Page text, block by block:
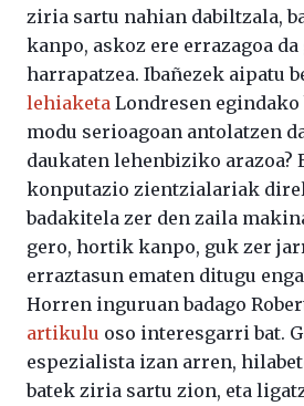
ziria sartu nahian dabiltzala,
kanpo, askoz ere errazagoa
harrapatzea. Ibañezek aipatu
lehiaketa Londresen egindako
modu serioagoan antolatzen
daukaten lehenbiziko arazoa?
konputazio zientzialariak
badakitela zer den zaila
gero, hortik kanpo, guk zer
erraztasun ematen ditugu
Horren inguruan badago
artikulu oso interesgarri bat.
espezialista izan arren,
batek ziria sartu zion, eta